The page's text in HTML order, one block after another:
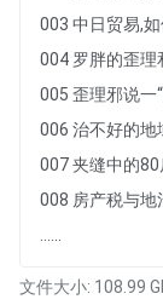
003 中日贸易,
004 罗胖的歪理
005 歪理邪说一
006 治不好的地
007 夹缝中的
008 房产税与地
文件大小: 108.99